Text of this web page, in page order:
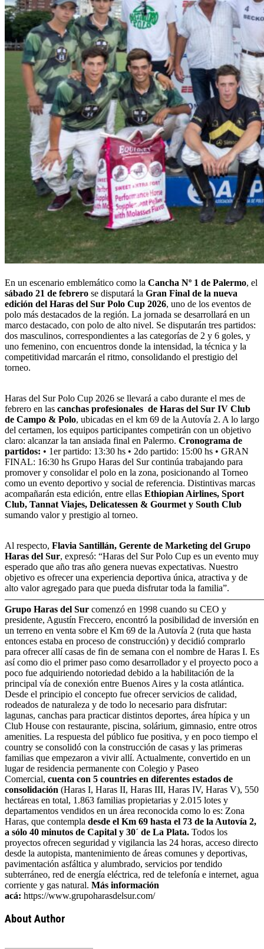
En un escenario emblemático como la Cancha Nº 1 de Palermo, el
sábado 21 de febrero se disputará la Gran Final de la nueva
edición del Haras del Sur Polo Cup 2026, uno de los eventos de
polo más destacados de la región. La jornada se desarrollará en un
marco destacado, con polo de alto nivel. Se disputarán tres partidos:
dos masculinos, correspondientes a las categorías de 2 y 6 goles, y
uno femenino, con encuentros donde la intensidad, la técnica y la
competitividad marcarán el ritmo, consolidando el prestigio del
torneo.
Haras del Sur Polo Cup 2026 se llevará a cabo durante el mes de
febrero en las canchas profesionales de Haras del Sur IV Club
de Campo & Polo, ubicadas en el km 69 de la Autovía 2. A lo largo
del certamen, los equipos participantes competirán con un objetivo
claro: alcanzar la tan ansiada final en Palermo. Cronograma de
partidos: • 1er partido: 13:30 hs • 2do partido: 15:00 hs • GRAN
FINAL: 16:30 hs Grupo Haras del Sur continúa trabajando para
promover y consolidar el polo en la zona, posicionando al Torneo
como un evento deportivo y social de referencia. Distintivas marcas
acompañarán esta edición, entre ellas Ethiopian Airlines, Sport
Club, Tannat Viajes, Delicatessen & Gourmet y South Club
sumando valor y prestigio al torneo.
Al respecto, Flavia Santillán, Gerente de Marketing del Grupo
Haras del Sur, expresó: “Haras del Sur Polo Cup es un evento muy
esperado que año tras año genera nuevas expectativas. Nuestro
objetivo es ofrecer una experiencia deportiva única, atractiva y de
alto valor agregado para que pueda disfrutar toda la familia”.
Grupo Haras del Sur comenzó en 1998 cuando su CEO y
presidente, Agustín Freccero, encontró la posibilidad de inversión en
un terreno en venta sobre el Km 69 de la Autovía 2 (ruta que hasta
entonces estaba en proceso de construcción) y decidió comprarlo
para ofrecer allí casas de fin de semana con el nombre de Haras I. Es
así como dio el primer paso como desarrollador y el proyecto poco a
poco fue adquiriendo notoriedad debido a la habilitación de la
principal vía de conexión entre Buenos Aires y la costa atlántica.
Desde el principio el concepto fue ofrecer servicios de calidad,
rodeados de naturaleza y de todo lo necesario para disfrutar:
lagunas, canchas para practicar distintos deportes, área hípica y un
Club House con restaurante, piscina, solárium, gimnasio, entre otros
amenities. La respuesta del público fue positiva, y en poco tiempo el
country se consolidó con la construcción de casas y las primeras
familias que empezaron a vivir allí. Actualmente, convertido en un
lugar de residencia permanente con Colegio y Paseo
Comercial, cuenta con 5 countries en diferentes estados de
consolidación (Haras I, Haras II, Haras III, Haras IV, Haras V), 550
hectáreas en total, 1.863 familias propietarias y 2.015 lotes y
departamentos vendidos en un área reconocida como lo es: Zona
Haras, que contempla desde el Km 69 hasta el 73 de la Autovía 2,
a sólo 40 minutos de Capital y 30´ de La Plata. Todos los
proyectos ofrecen seguridad y vigilancia las 24 horas, acceso directo
desde la autopista, mantenimiento de áreas comunes y deportivas,
pavimentación asfáltica y alumbrado, servicios por tendido
subterráneo, red de energía eléctrica, red de telefonía e internet, agua
corriente y gas natural. Más información
acá: https://www.grupoharasdelsur.com/
About Author